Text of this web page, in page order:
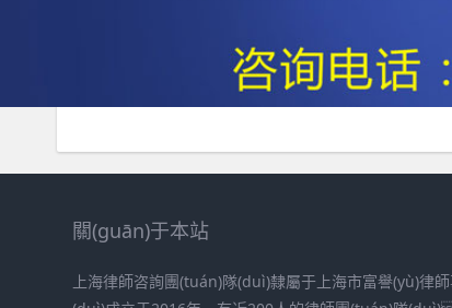
關(guān)于本站
上海律師咨詢團(tuán)隊(duì)隸屬于上海市富譽(yù)